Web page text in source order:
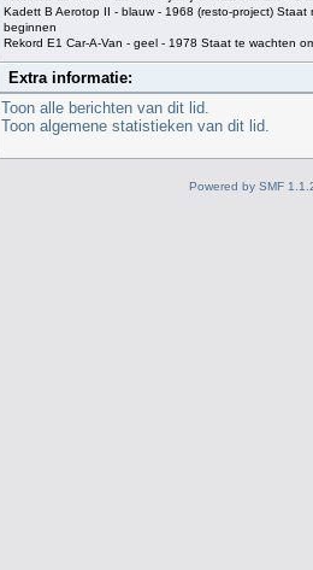
Kadett B Aerotop II - blauw - 1968 (resto-project)
beginnen
Rekord E1 Car-A-Van - geel - 1978 Staat te wachten
Extra informatie:
Toon alle berichten van dit lid.
Toon algemene statistieken van dit lid.
Powered by SMF